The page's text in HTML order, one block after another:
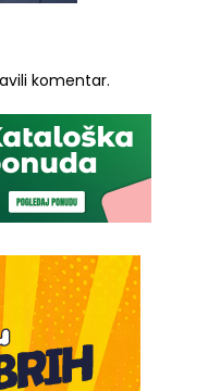
komentar.